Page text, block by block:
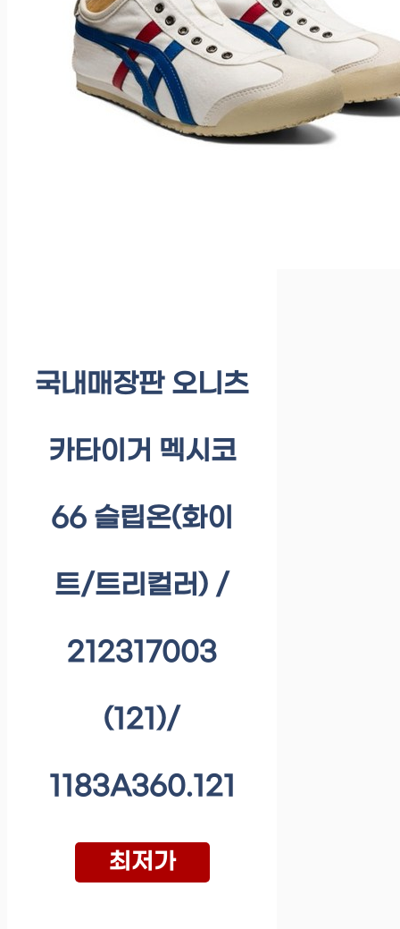
국내매장판 오니츠
카타이거 멕시코
66 슬립온(화이
트/트리컬러) /
212317003
(121)/
1183A360.121
최저가